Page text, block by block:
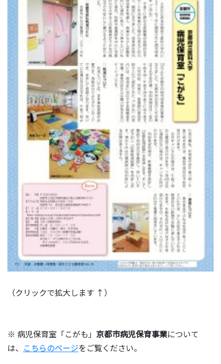
（クリックで拡大します ↑）
※ 病児保育室「こがも」 京都市病児保育事業について
は、 こちらのページをご覧ください。